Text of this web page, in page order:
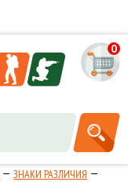
0
ЗНАКИ РАЗЛИЧИЯ